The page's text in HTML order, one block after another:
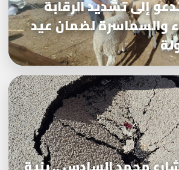
إلى تشديد الرقابة
والسماسرة لضمان عيد